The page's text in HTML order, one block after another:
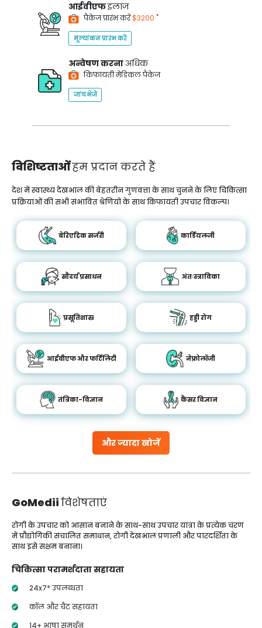
आईवीएफइलाज
पैकेज प्रारंभ करें$3200 *
मूल्यांकन प्रारंभ करें
अन्वेषण करना अधिक
किफायती मेडिकल पैकेज
जांच भेजें
विशिष्टताओंहम प्रदान करते हैं
और ज्यादा खोजें
देश में स्वास्थ्य देखभाल की बेहतरीन गुणवत्ता के साथ चुनने के लिए चिकित्सा
प्रक्रियाओं की सभी संभावित श्रेणियों के साथ किफायती उपचार विकल्प।
बेरिएट्रिक सर्जरी कार्डियलजी
सौंदर्य प्रसाधन अंतःस्त्राविका
प्रसूतिशास्र हड्डी रोग
आईवीएफ और फर्टिलिटी नेफ्रोलॉजी
तंत्रिका-विज्ञान कैंसर विज्ञान
GoMediiविशेषताएं
रोगी के उपचार को आसान बनाने के साथ-साथ उपचार यात्रा के प्रत्येक चरण
में प्रौद्योगिकी संचालित समाधान, रोगी देखभाल प्रणाली और पारदर्शिता के
साथ इसे सक्षम बनाना।
चिकित्सा परामर्शदाता सहायता
24x7* उपलब्धता
कॉल और चैट सहायता
14+ भाषा समर्थन